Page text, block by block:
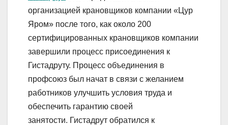
организацией крановщиков компании «Цур
Яром» после того, как около 200
сертифицированных крановщиков компании
завершили процесс присоединения к
Гистадруту. Процесс объединения в
профсоюз был начат в связи с желанием
работников улучшить условия труда и
обеспечить гарантию своей
занятости. Гистадрут обратился к